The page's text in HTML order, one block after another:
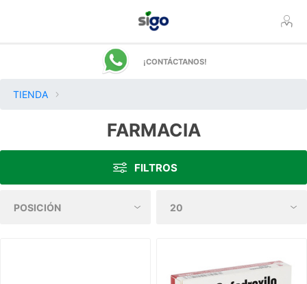
¡CONTÁCTANOS!
TIENDA
FARMACIA
FILTROS